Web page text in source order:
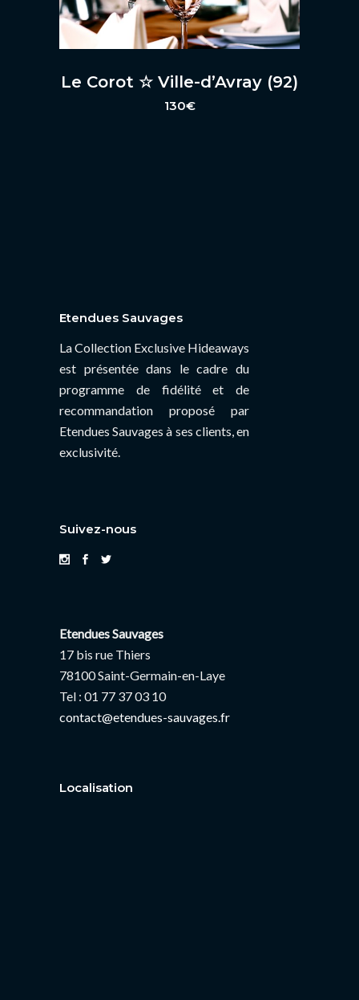
Le Corot ☆ Ville-d’Avray (92)
130€
Etendues Sauvages
La Collection Exclusive Hideaways
est présentée dans le cadre du
programme de fidélité et de
recommandation proposé par
Etendues Sauvages à ses clients, en
exclusivité.
Suivez-nous
Etendues Sauvages
17 bis rue Thiers
78100 Saint-Germain-en-Laye
Tel : 01 77 37 03 10
contact@etendues-sauvages.fr
Localisation